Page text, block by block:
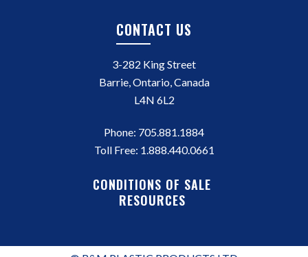
CONTACT US
3-282 King Street
Barrie, Ontario, Canada
L4N 6L2
Phone: 705.881.1884
Toll Free: 1.888.440.0661
CONDITIONS OF SALE
RESOURCES